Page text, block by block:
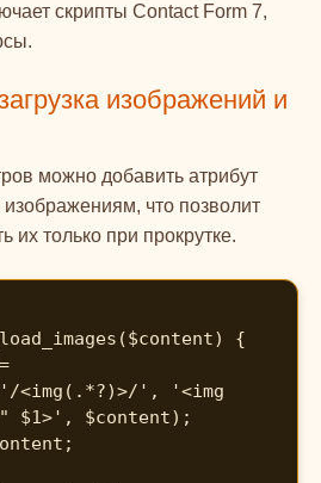
скрипты Contact Form 7,
изображений и
можно добавить атрибут
изображениям, что позволит
их только при прокрутке.
{
<img(.*?)>/', '<img
$1>', $content);